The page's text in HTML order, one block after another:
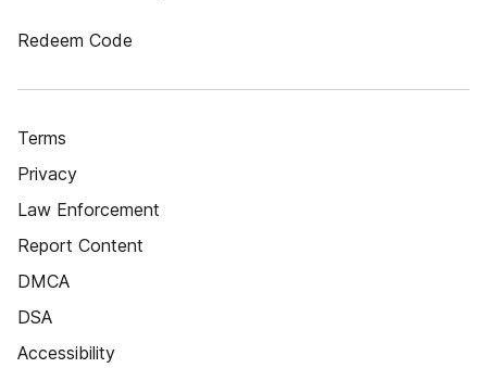
Redeem Code
Terms
Privacy
Law Enforcement
Report Content
DMCA
DSA
Accessibility